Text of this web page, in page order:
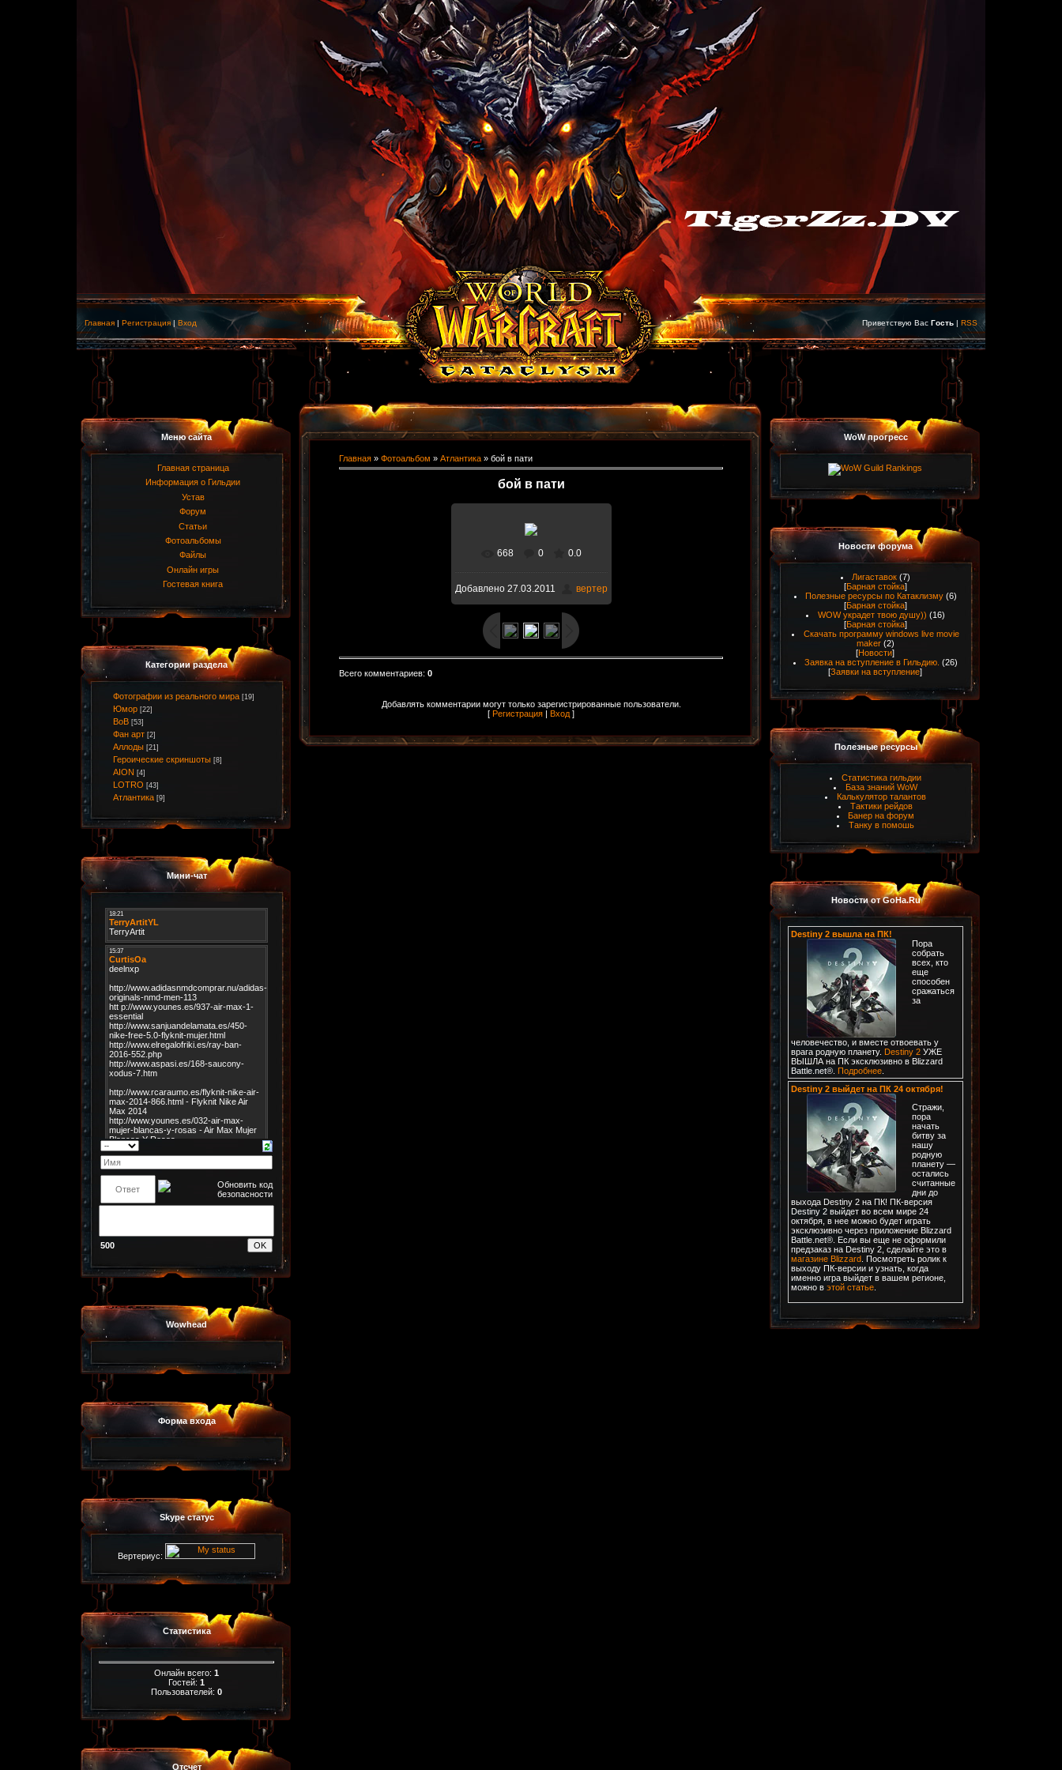
Главная | Регистрация | Вход Приветствую Вас Гость | RSS
Меню сайта
Главная страница
Информация о Гильдии
Устав
Форум
Статьи
Фотоальбомы
Файлы
Онлайн игры
Гостевая книга
Категории раздела
Фотографии из реального мира [19]
Юмор [22]
ВоВ [53]
Фан арт [2]
Аллоды [21]
Героические скриншоты [8]
AION [4]
LOTRO [43]
Атлантика [9]
Мини-чат
500
Wowhead
Форма входа
Skype статус
Вертериус:
Статистика
Онлайн всего: 1
Гостей: 1
Пользователей: 0
Отсчет
Главная » Фотоальбом » Атлантика » бой в пати
бой в пати
В реальном размере
1600x900/ 239.8Kb
668 0 0.0
Добавлено27.03.2011 вертер
Всего комментариев: 0
Добавлять комментарии могут только зарегистрированные пользователи.
[ Регистрация | Вход ]
WoW прогресс
Новости форума
Лигаставок (7)
[Барная стойка]
Полезные ресурсы по Катаклизму (6)
[Барная стойка]
WOW украдет твою душу)) (16)
[Барная стойка]
Скачать программу windows live movie
maker (2)
[Новости]
Заявка на вступление в Гильдию. (26)
[Заявки на вступление]
Полезные ресурсы
Статистика гильдии
База знаний WoW
Калькулятор талантов
Тактики рейдов
Банер на форум
Танку в помошь
Новости от GoHa.Ru
Destiny 2 вышла на ПК!
Пора
собрать
всех, кто
еще
способен
сражаться
за
человечество, и вместе отвоевать у
врага родную планету. Destiny 2УЖЕ
ВЫШЛА на ПК эксклюзивно в Blizzard
Battle.net®. Подробнее.
Destiny 2 выйдет на ПК 24 октября!
Стражи,
пора
начать
битву за
нашу
родную
планету —
остались
считанные
дни до
выхода Destiny 2 на ПК! ПК-версия
Destiny 2 выйдет во всем мире 24
октября, в нее можно будет играть
эксклюзивно через приложение Blizzard
Battle.net®. Если вы еще не оформили
предзаказ на Destiny 2, сделайте это в
магазине Blizzard. Посмотреть ролик к
выходу ПК-версии и узнать, когда
именно игра выйдет в вашем регионе,
можно в этой статье.